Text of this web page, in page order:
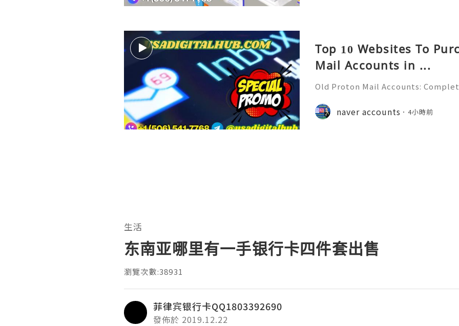
Top 10 Websites To
Mail Accounts in ...
Old Proton Mail Accounts:
liable 24/7 Customer Support
06) 541-7768
naver accounts 4小時前
生活
东南亚哪里有一手银行卡四件套出售
瀏覽次數:38931
菲律宾银行卡QQ1803392690
發佈於 2019.12.22